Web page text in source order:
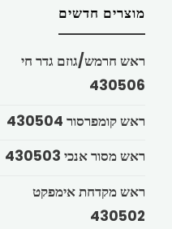
מוצרים חדשים
ראש חרמש/גוזם גדר חי
430506
ראש קומפרסור 430504
ראש מסור אנכי 430503
ראש מקדחת אימפקט
430502